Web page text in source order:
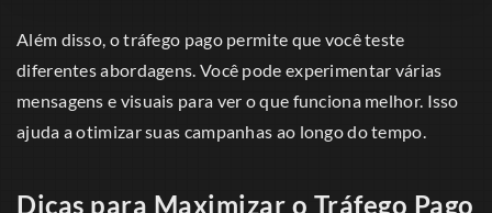
Além disso, o tráfego pago permite que você teste
diferentes abordagens. Você pode experimentar várias
mensagens e visuais para ver o que funciona melhor. Isso
ajuda a otimizar suas campanhas ao longo do tempo.
Dicas para Maximizar o Tráfego Pago